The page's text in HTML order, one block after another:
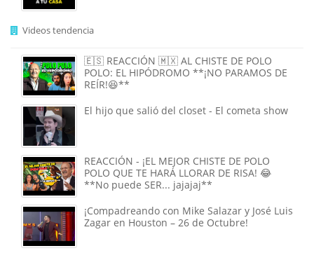
Videos tendencia
🇪🇸 REACCIÓN 🇲🇽 AL CHISTE DE POLO
POLO: EL HIPÓDROMO **¡NO PARAMOS DE
REÍR!😆**
El hijo que salió del closet - El cometa show
REACCIÓN - ¡EL MEJOR CHISTE DE POLO
POLO QUE TE HARÁ LLORAR DE RISA! 😂
**No puede SER... jajajaj**
¡Compadreando con Mike Salazar y José Luis
Zagar en Houston – 26 de Octubre!